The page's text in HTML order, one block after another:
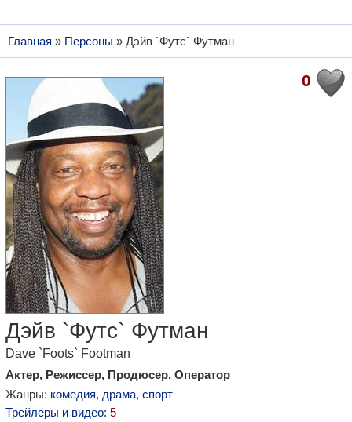
Главная » Персоны » Дэйв `Футс` Футман
0
Дэйв `Футс` Футман
Dave `Foots` Footman
Актер, Режиссер, Продюсер, Оператор
Жанры: комедия, драма, спорт
Трейлеры и видео: 5